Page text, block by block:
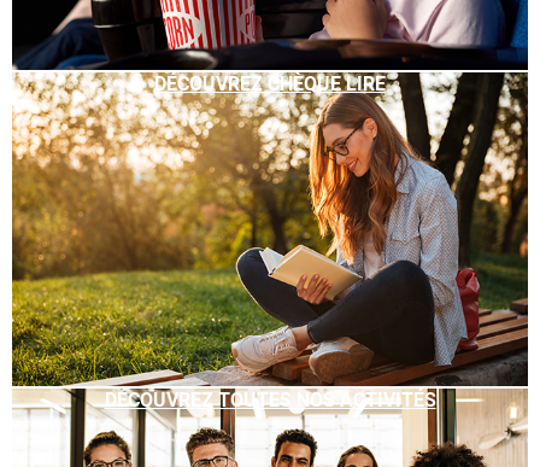
DÉCOUVREZ CHÈQUE LIRE
DÉCOUVREZ TOUTES NOS ACTIVITÉS